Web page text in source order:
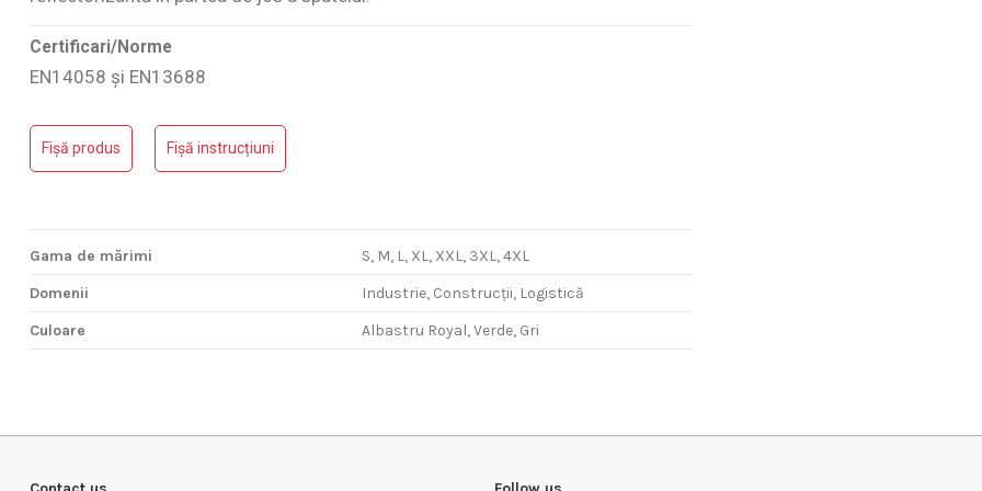
Certificari/Norme
EN14058 și EN13688
Fișă produs Fișă instrucțiuni
Gama de mărimi
S, M, L, XL, XXL, 3XL, 4XL
Domenii
Industrie, Construcții, Logistică
Culoare
Albastru Royal, Verde, Gri